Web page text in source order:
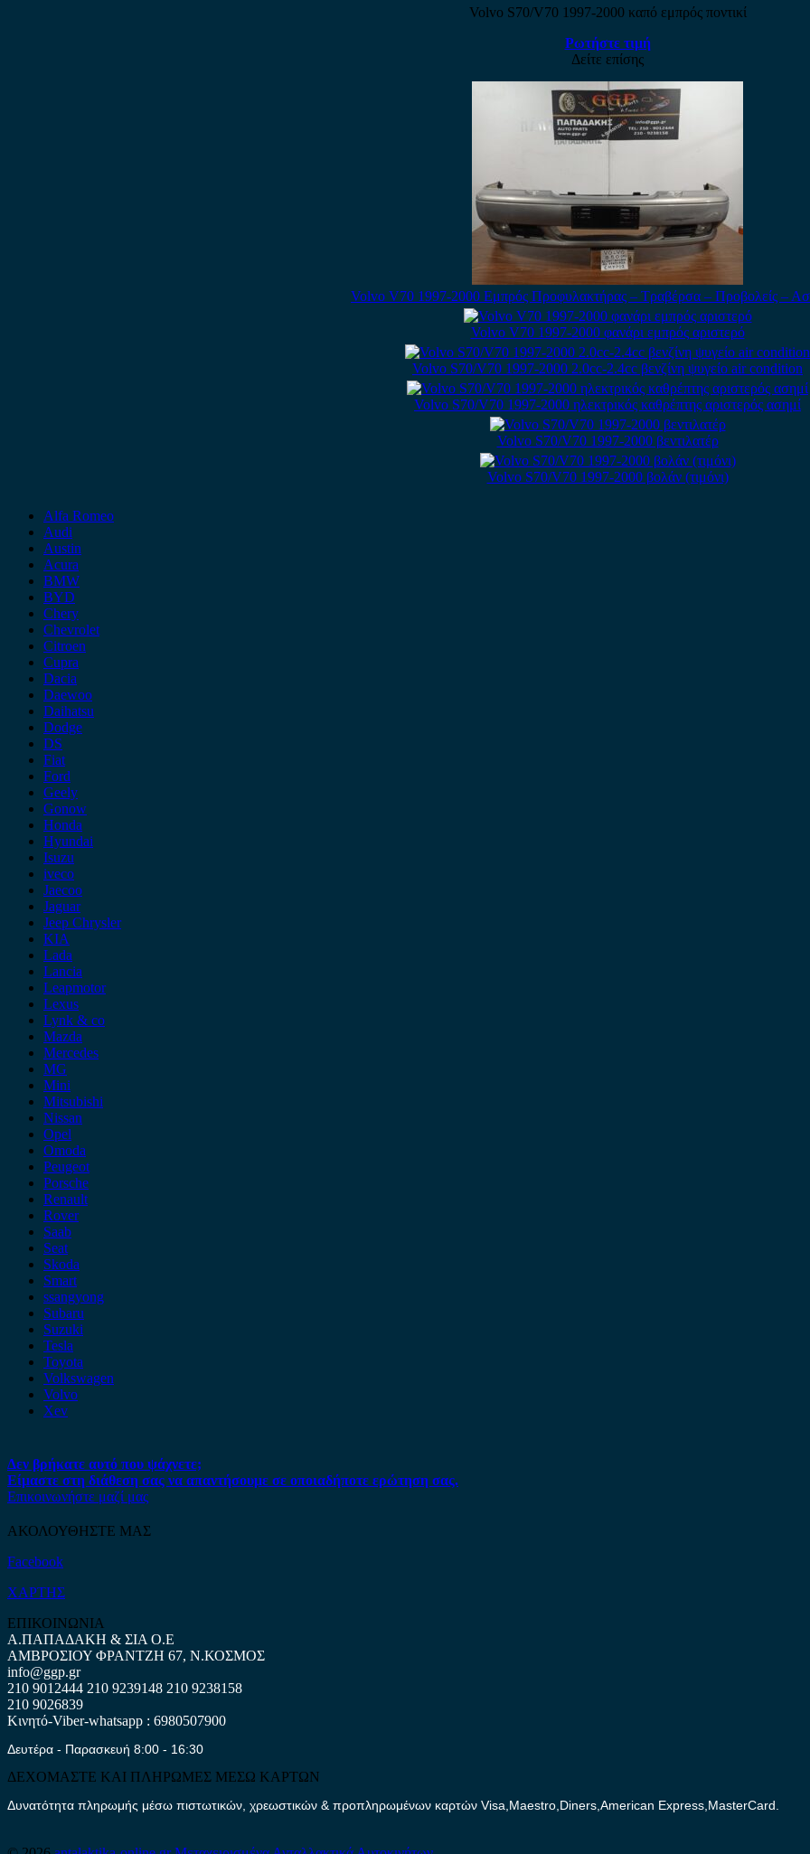
Volvo S70/V70 1997-2000 καπό εμπρός ποντικί
Ρωτήστε τιμή
Δείτε επίσης
Volvo V70 1997-2000 Εμπρός Προφυλακτήρας – Τραβέρσα – Προβολείς –
Volvo V70 1997-2000 φανάρι εμπρός αριστερό
Volvo S70/V70 1997-2000 2.0cc-2.4cc βενζίνη ψυγείο air condition
Volvo S70/V70 1997-2000 ηλεκτρικός καθρέπτης αριστερός ασημί
Volvo S70/V70 1997-2000 βεντιλατέρ
Volvo S70/V70 1997-2000 βολάν (τιμόνι)
Alfa Romeo
Audi
Austin
Acura
BMW
BYD
Chery
Chevrolet
Citroen
Cupra
Dacia
Daewoo
Daihatsu
Dodge
DS
Fiat
Ford
Geely
Gonow
Honda
Hyundai
Isuzu
iveco
Jaecoo
Jaguar
Jeep Chrysler
KIA
Lada
Lancia
Leapmotor
Lexus
Lynk & co
Mazda
Mercedes
MG
Mini
Mitsubishi
Nissan
Opel
Omoda
Peugeot
Porsche
Renault
Rover
Saab
Seat
Skoda
Smart
ssangyong
Subaru
Suzuki
Tesla
Toyota
Volkswagen
Volvo
Xev
Δεν βρήκατε αυτό που ψάχνετε;
Είμαστε στη διάθεση σας να απαντήσουμε σε οποιαδήποτε ερώτηση σας.
Επικοινωνήστε μαζί μας
ΑΚΟΛΟΥΘΗΣΤΕ ΜΑΣ
Facebook
ΧΑΡΤΗΣ
ΕΠΙΚΟΙΝΩΝΙΑ
Α.ΠΑΠΑΔΑΚΗ & ΣΙΑ Ο.Ε
ΑΜΒΡΟΣΙΟΥ ΦΡΑΝΤΖΗ 67, Ν.ΚΟΣΜΟΣ
info@ggp.gr
210 9012444 210 9239148 210 9238158
210 9026839
Κινητό-Viber-whatsapp : 6980507900
Δευτέρα - Παρασκευή 8:00 - 16:30
ΔΕΧΟΜΑΣΤΕ ΚΑΙ ΠΛΗΡΩΜΕΣ ΜΕΣΩ ΚΑΡΤΩΝ
Δυνατότητα πληρωμής μέσω πιστωτικών, χρεωστικών & προπληρωμένων καρτών Visa,Maestro,Diners,American Express,MasterCard.